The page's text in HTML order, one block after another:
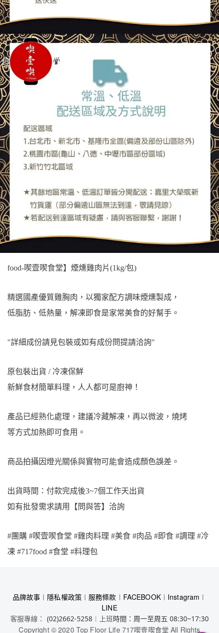
food-喫壹喫食堂】煙燻雞肉片(1kg/包)
精選國產優質雞胸肉，以獨家配方調味煙燻製成，
低脂肪、低熱量，解凍即食是家常美食的好幫手。
"詳細成份請見包裝或如有成份問提請洽詢"
原包裝出貨 / 冷凍保鮮
新鮮食材簡單料理，人人都可是廚神！
產品已經熟化處理，建議冷藏解凍，再以微波，燒烤
等方式加熱即可食用。
商品拍攝因燈光關係與實物可能會造成顏色誤差。
出貨時間：付款完成後3~7個工作天出貨
如有批發需求請用【問與答】洽詢
#團購 #喫壹喫食堂 #雞肉料理 #美食 #肉品 #即食 #調理 #冷
凍 #717food #食堂 #料理包
品牌故事 ︱ 隱私權政策︱ 服務條款 ︱ FACEBOOK︱ Instagram ︱
LINE
客服專線： (02)2662-5258︱上班時間：周一至周五 08:30~17:30
Copyright © 2020 Top Floor Life 717喫壹喫食堂 All Rights